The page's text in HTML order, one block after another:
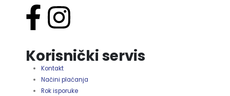
Korisnički servis
Kontakt
Načini plaćanja
Rok isporuke